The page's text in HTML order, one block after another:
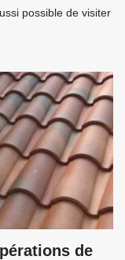
possible de visiter
de